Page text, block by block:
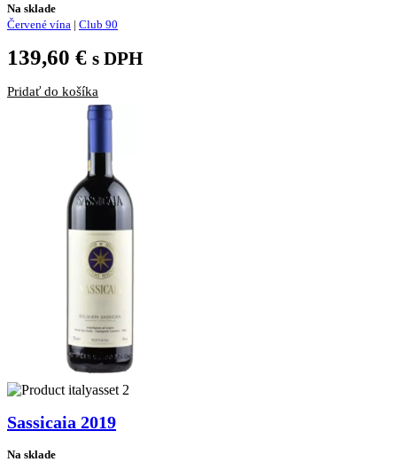
Na sklade
Červené vína | Club 90
139,60 € s DPH
Pridať do košíka
Sassicaia 2019
Na sklade